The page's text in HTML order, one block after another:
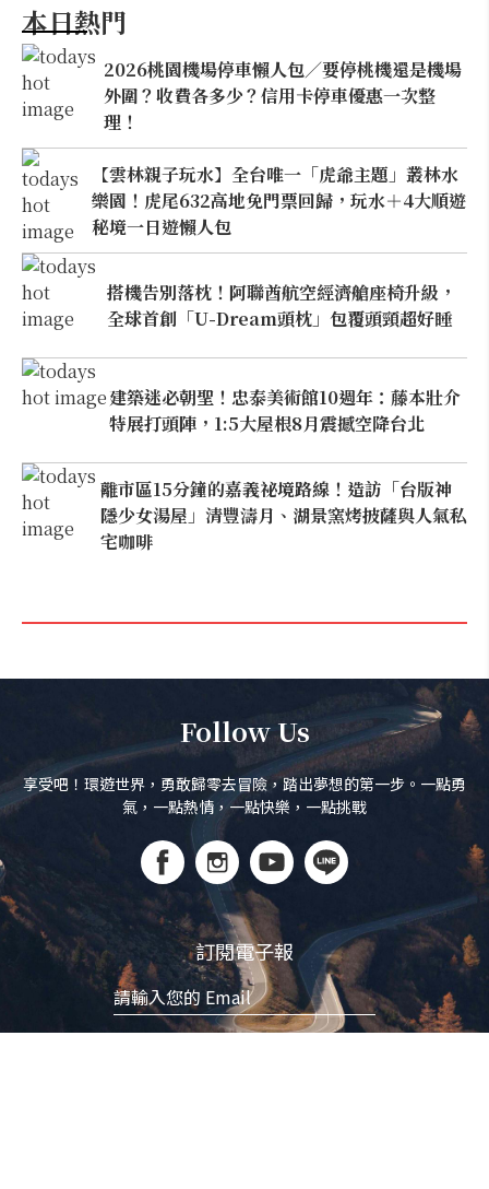
本日熱門
2026桃園機場停車懶人包／要停桃機還是機場
外圍？收費各多少？信用卡停車優惠一次整
理！
【雲林親子玩水】全台唯一「虎爺主題」叢林水
樂園！虎尾632高地免門票回歸，玩水＋4大順遊
秘境一日遊懶人包
搭機告別落枕！阿聯酋航空經濟艙座椅升級，
全球首創「U-Dream頭枕」包覆頭頸超好睡
建築迷必朝聖！忠泰美術館10週年：藤本壯介
特展打頭陣，1:5大屋根8月震撼空降台北
離市區15分鐘的嘉義祕境路線！造訪「台版神
隱少女湯屋」清豐濤月、湖景窯烤披薩與人氣私
宅咖啡
Follow Us
享受吧！環遊世界，勇敢歸零去冒險，踏出夢想的第一步。一點勇
氣，一點熱情，一點快樂，一點挑戰
訂閱電子報